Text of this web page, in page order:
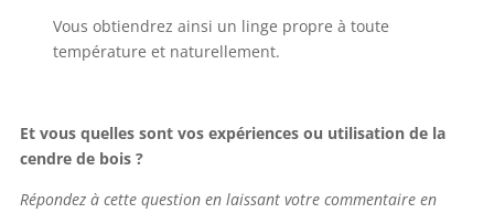
Vous obtiendrez ainsi un linge propre à toute
température et naturellement.
Et vous quelles sont vos expériences ou utilisation de la
cendre de bois ?
Répondez à cette question en laissant votre commentaire en